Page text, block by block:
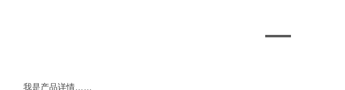
我是产品详情……